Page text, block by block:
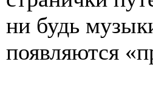
ни будь
появляются